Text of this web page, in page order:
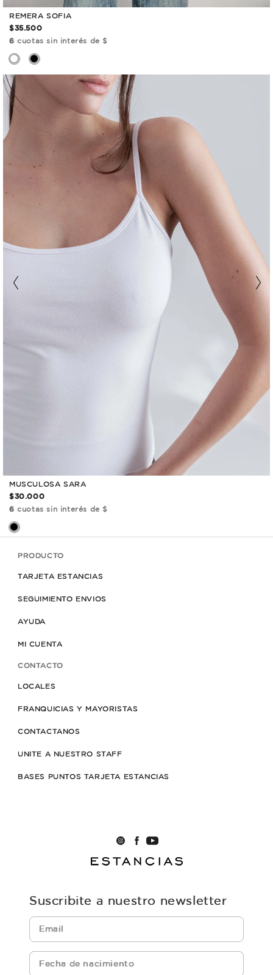
REMERA SOFIA
$35.500
6 cuotas sin interés de $
MUSCULOSA SARA
$30.000
6 cuotas sin interés de $
PRODUCTO
TARJETA ESTANCIAS
SEGUIMIENTO ENVIOS
AYUDA
MI CUENTA
CONTACTO
LOCALES
FRANQUICIAS Y MAYORISTAS
CONTACTANOS
UNITE A NUESTRO STAFF
BASES PUNTOS TARJETA ESTANCIAS
Suscribite a nuestro newsletter